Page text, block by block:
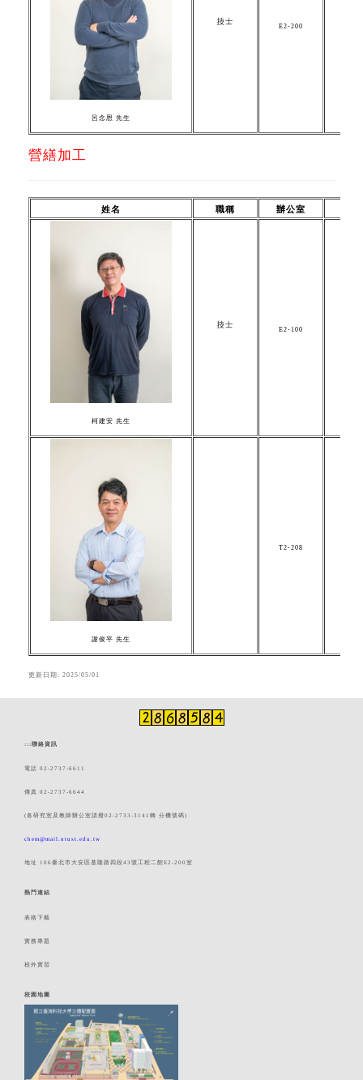
呂念恩 先生
技士
E2-200
營繕加工
姓名 職稱 辦公室
柯建安 先生
技士
E2-100
謝俊平 先生
T2-208
更新日期: 2025/05/01
::: 聯絡資訊
電話 02-2737-6611
傳真 02-2737-6644
(各研究室及教師辦公室請撥02-2733-3141轉 分機號碼)
chem@mail.ntust.edu.tw
地址 106臺北市大安區基隆路四段43號工程二館E2-200室
熱門連結
表格下載
實務專題
校外實習
校園地圖